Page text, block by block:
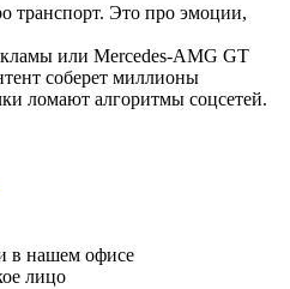
транспорт. Это про эмоции,
или Mercedes-AMG GT
соберет миллионы
ломают алгоритмы соцсетей.
в нашем офисе
лицо